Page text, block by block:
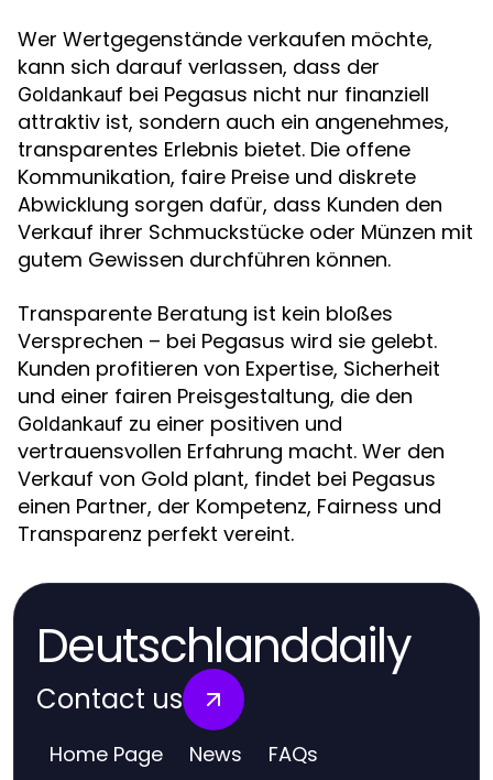
Wer Wertgegenstände verkaufen möchte,
kann sich darauf verlassen, dass der
Goldankauf bei Pegasus nicht nur finanziell
attraktiv ist, sondern auch ein angenehmes,
transparentes Erlebnis bietet. Die offene
Kommunikation, faire Preise und diskrete
Abwicklung sorgen dafür, dass Kunden den
Verkauf ihrer Schmuckstücke oder Münzen mit
gutem Gewissen durchführen können.
Transparente Beratung ist kein bloßes
Versprechen – bei Pegasus wird sie gelebt.
Kunden profitieren von Expertise, Sicherheit
und einer fairen Preisgestaltung, die den
Goldankauf zu einer positiven und
vertrauensvollen Erfahrung macht. Wer den
Verkauf von Gold plant, findet bei Pegasus
einen Partner, der Kompetenz, Fairness und
Transparenz perfekt vereint.
Deutschlanddaily
Contact us
Home Page News FAQs